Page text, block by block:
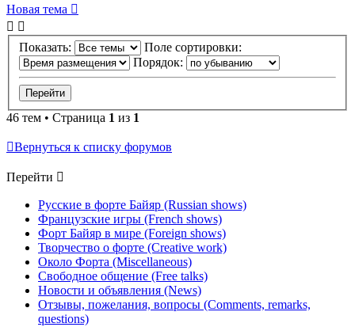
Новая тема
Показать:
Поле сортировки:
Порядок:
46 тем • Страница 1 из 1
Вернуться к списку форумов
Перейти
Русские в форте Байяр (Russian shows)
Французские игры (French shows)
Форт Байяр в мире (Foreign shows)
Творчество о форте (Creative work)
Около Форта (Miscellaneous)
Свободное общение (Free talks)
Новости и объявления (News)
Отзывы, пожелания, вопросы (Comments, remarks,
questions)